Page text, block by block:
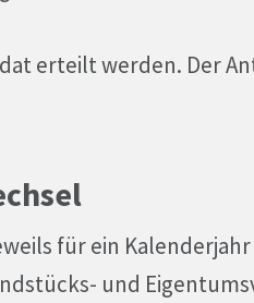
erteilt werden. Der
für ein Kalenderjahr
und